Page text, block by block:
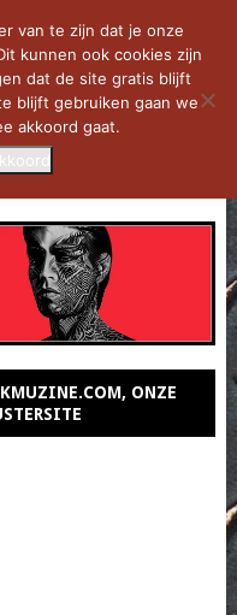
ONZE
van te zijn dat je onze
kunnen ook cookies zijn
dat de site gratis blijft
blijft gebruiken gaan we
akkoord gaat.